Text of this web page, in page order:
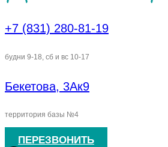
+7 (831) 280-81-19
будни 9-18, сб и вс 10-17
Бекетова, 3Ак9
территория базы №4
ПЕРЕЗВОНИТЬ